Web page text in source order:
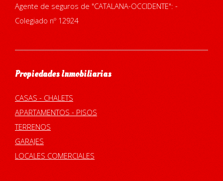
Agente de seguros de "CATALANA-OCCIDENTE": -
Colegiado nº 12924
Propiedades Inmobiliarias
CASAS - CHALETS
APARTAMENTOS - PISOS
TERRENOS
GARAJES
LOCALES COMERCIALES